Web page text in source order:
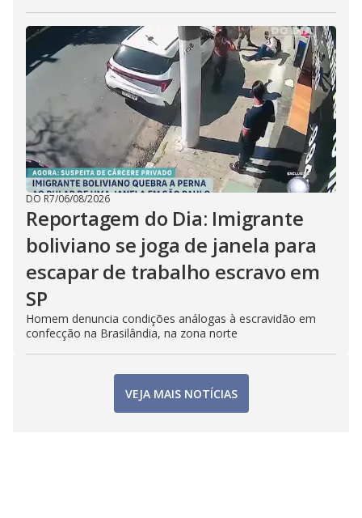
DO R7/06/08/2026
Reportagem do Dia: Imigrante
boliviano se joga de janela para
escapar de trabalho escravo em
SP
Homem denuncia condições análogas à escravidão em
confecção na Brasilândia, na zona norte
VEJA MAIS NOTÍCIAS